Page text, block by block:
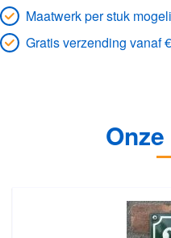
Maatwerk per stuk
Gratis verzending vanaf